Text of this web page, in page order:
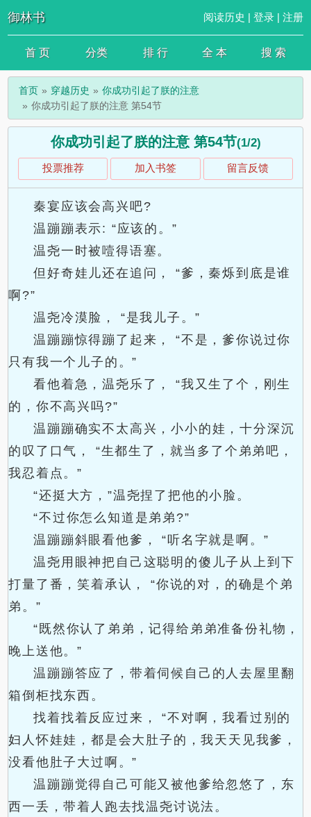
御林书 阅读历史 | 登录| 注册
首 页 分类 排 行 全 本 搜 索
首页 穿越历史
你成功引起了朕的注意
你成功引起了朕的注意 第54节
你成功引起了朕的注意 第54节(1/2)
投票推荐 加入书签 留言反馈
秦宴应该会高兴吧?
温蹦蹦表示: “应该的。”
温尧一时被噎得语塞。
但好奇娃儿还在追问， “爹，秦烁到底是谁
啊?”
温尧冷漠脸， “是我儿子。”
温蹦蹦惊得蹦了起来， “不是，爹你说过你
只有我一个儿子的。”
看他着急，温尧乐了， “我又生了个，刚生
的，你不高兴吗?”
温蹦蹦确实不太高兴，小小的娃，十分深沉
的叹了口气， “生都生了，就当多了个弟弟吧，
我忍着点。”
“还挺大方，”温尧捏了把他的小脸。
“不过你怎么知道是弟弟?”
温蹦蹦斜眼看他爹， “听名字就是啊。”
温尧用眼神把自己这聪明的傻儿子从上到下
打量了番，笑着承认， “你说的对，的确是个弟
弟。”
“既然你认了弟弟，记得给弟弟准备份礼物，
晚上送他。”
温蹦蹦答应了，带着伺候自己的人去屋里翻
箱倒柜找东西。
找着找着反应过来， “不对啊，我看过别的
妇人怀娃娃，都是会大肚子的，我天天见我爹，
没看他肚子大过啊。”
温蹦蹦觉得自己可能又被他爹给忽悠了，东
西一丢，带着人跑去找温尧讨说法。